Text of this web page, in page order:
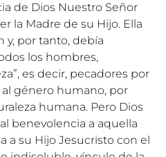
de Dios Nuestro Señor
la Madre de su Hijo. Ella
y, por tanto, debía
los hombres,
es decir, pecadores por
género humano, por
humana. Pero Dios
benevolencia a aquella
a su Hijo Jesucristo con el